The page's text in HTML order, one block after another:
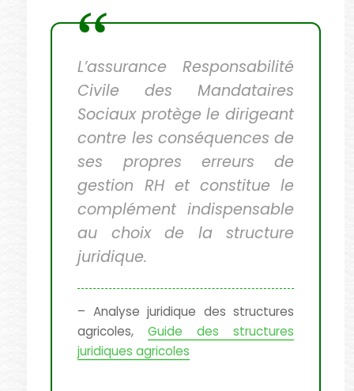
L’assurance Responsabilité
Civile des Mandataires
Sociaux protège le dirigeant
contre les conséquences de
ses propres erreurs de
gestion RH et constitue le
complément indispensable
au choix de la structure
juridique.
– Analyse juridique des structures
agricoles,Guide des structures
juridiques agricoles